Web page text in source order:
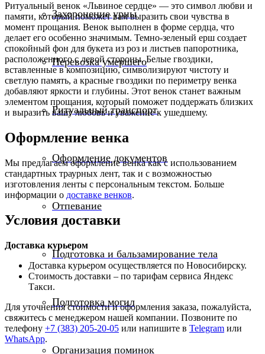
Захоронение урны
Перевозка умершего
Ритуальный транспорт
Оформление документов
Отпевание
Подготовка и бальзамирование тела
Подготовка могил
Организация поминок
Ритуальный венок «Львиное сердце» — это символ любви и
памяти, который поможет вам выразить свои чувства в
момент прощания. Венок выполнен в форме сердца, что
делает его особенно значимым. Темно-зеленый ерш создает
спокойный фон для букета из роз и листьев папоротника,
расположенного с левой стороны. Белые гвоздики,
вставленные в композицию, символизируют чистоту и
светлую память, а красные гвоздики по периметру венка
добавляют яркости и глубины. Этот венок станет важным
элементом прощания, который поможет поддержать близких
и выразить вашу любовь и уважение к ушедшему.
Оформление венка
Мы предлагаем оформление венка как с использованием
стандартных траурных лент, так и с возможностью
изготовления ленты с персональным текстом. Больше
информации о доставке венков.
Условия доставки
Доставка курьером
Доставка курьером осуществляется по Новосибирску.
Стоимость доставки – по тарифам сервиса Яндекс
Такси.
Для уточнения стоимости и оформления заказа, пожалуйста,
свяжитесь с менеджером нашей компании. Позвоните по
телефону +7 (383) 205-20-05 или напишите в Telegram или
WhatsApp.